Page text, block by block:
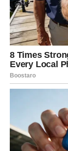
pokazuje gde
Jarčevi više ne
sigurnost i
Posao i
Na poslovnom
Kraj meseca
odgovornost, ali